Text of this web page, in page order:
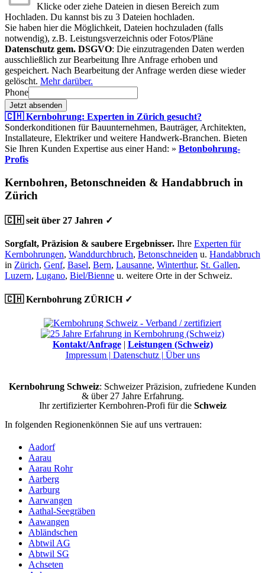
Klicke oder ziehe Dateien in diesen Bereich zum
Hochladen. Du kannst bis zu 3 Dateien hochladen.
Sie haben hier die Möglichkeit, Dateien hochzuladen (falls
notwendig), z.B. Leistungsverzeichnis oder Fotos/Pläne
Datenschutz gem. DSGVO: Die einzutragenden Daten werden
ausschließlich zur Bearbeitung Ihre Anfrage erhoben und
gespeichert. Nach Bearbeitung der Anfrage werden diese wieder
gelöscht. Mehr darüber.
Phone
Jetzt absenden
🇨🇭 Kernbohrung: Experten in Zürich gesucht?
Sonderkonditionen für Bauunternehmen, Bauträger, Architekten,
Installateure, Elektriker und weitere Handwerk-Branchen. Bieten
Sie Ihren Kunden Expertise aus einer Hand: » Betonbohrung-
Profis
Kernbohren, Betonschneiden & Handabbruch in
Zürich
🇨🇭 seit über 27 Jahren ✓
Sorgfalt, Präzision & saubere Ergebnisser. Ihre Experten für
Kernbohrungen, Wanddurchbruch, Betonschneiden u. Handabbruch
in Zürich, Genf, Basel, Bern, Lausanne, Winterthur, St. Gallen,
Luzern, Lugano, Biel/Bienne u. weitere Orte in der Schweiz.
🇨🇭 Kernbohrung ZÜRICH ✓
Kontakt/Anfrage| Leistungen (Schweiz)
Impressum | Datenschutz | Über uns
Kernbohrung Schweiz: Schweizer Präzision, zufriedene Kunden
& über 27 Jahre Erfahrung.
Ihr zertifizierter Kernbohren-Profi für die Schweiz
In folgenden Regionenkönnen Sie auf uns vertrauen:
Aadorf
Aarau
Aarau Rohr
Aarberg
Aarburg
Aarwangen
Aathal-Seegräben
Aawangen
Abländschen
Abtwil AG
Abtwil SG
Achseten